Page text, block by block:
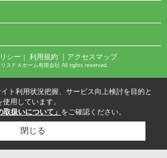
シー ｜ 利用規約 ｜アクセスマップ
スＦＡホーム有限会社 All rights reserved.
ト利用状況把握、サービス向上検討を目的と
用しています。
取扱いについて」 をご確認ください。
閉じる